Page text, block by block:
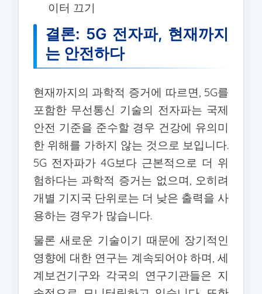
이터 끄기
결론: 5G 전자파, 현재까지
는 안전하다
현재까지의 과학적 증거에 따르면, 5G를
포함한 무선통신 기술의 전자파는 국제
안전 기준을 준수할 경우 건강에 유의미
한 위해를 가하지 않는 것으로 보입니다.
5G 전자파가 4G보다 근본적으로 더 위
험하다는 과학적 증거는 없으며, 오히려
개별 기지국 단위로는 더 낮은 출력을 사
용하는 경우가 많습니다.
물론 새로운 기술이기 때문에 장기적인
영향에 대한 연구는 계속되어야 하며, 세
계보건기구와 각국의 연구기관들은 지